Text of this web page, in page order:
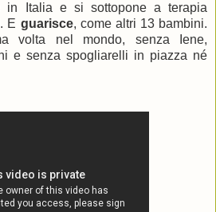
in Italia e si sottopone a terapia
E guarisce, come altri 13 bambini.
volta nel mondo, senza Iene,
e senza spogliarelli in piazza né